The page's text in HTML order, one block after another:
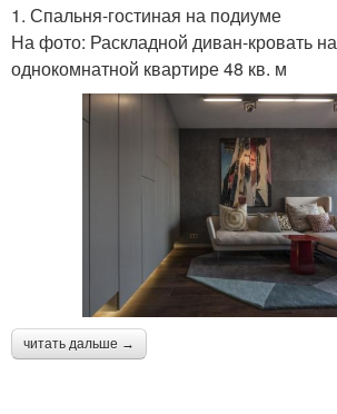
1. Спальня-гостиная на подиуме
На фото: Раскладной диван-кровать
однокомнатной квартире 48 кв. м
читать дальше →